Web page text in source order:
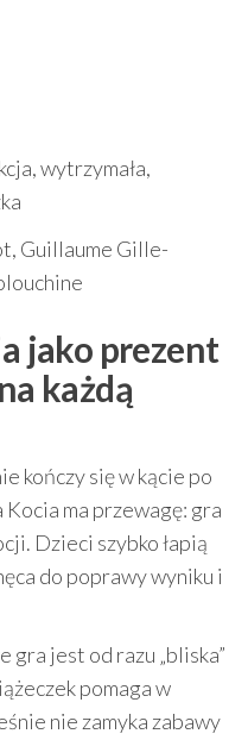
wytrzymała,
Guillaume Gille-
jako prezent
każdą
kończy się w kącie po
ma przewagę: gra
Dzieci szybko łapią
do poprawy wyniku i
gra jest od razu „bliska”
pomaga w
nie zamyka zabawy